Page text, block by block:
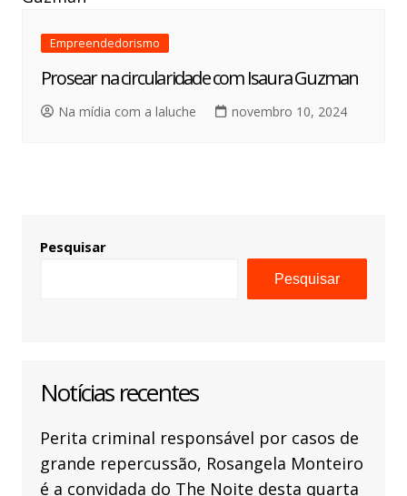
Empreendedorismo
Prosear na circularidade com Isaura Guzman
Na mídia com a laluche novembro 10, 2024
Pesquisar
Pesquisar
Notícias recentes
Perita criminal responsável por casos de
grande repercussão, Rosangela Monteiro
é a convidada do The Noite desta quarta